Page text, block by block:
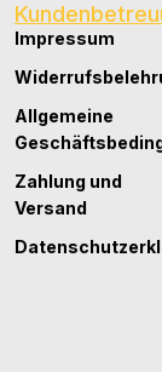
Impressum
Allgemeine
Zahlung und
Versand